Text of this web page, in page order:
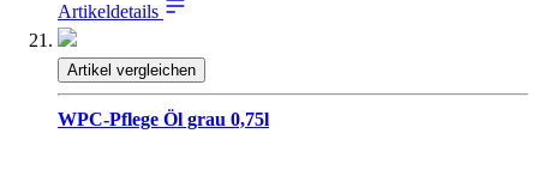
Artikeldetails
Artikel vergleichen
WPC-Pflege Öl grau 0,75l